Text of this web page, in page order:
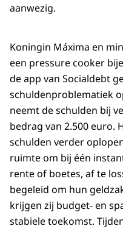
aanwezig.
Koningin Máxima en
een pressure cooker
de app van Socialdebt
schuldenproblematiek
neemt de schulden bij
bedrag van 2.500 euro.
schulden verder
ruimte om bij één
rente of boetes, af te
begeleid om hun
krijgen zij budget- en
stabiele toekomst.